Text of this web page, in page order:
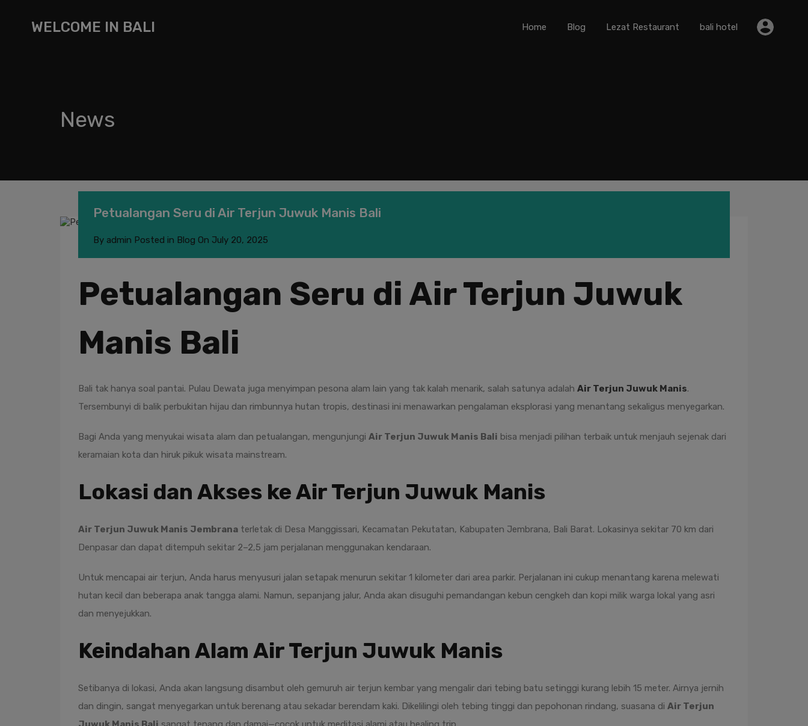
WELCOME IN BALI Home Blog Lezat Restaurant bali hotel
News
Petualangan Seru di Air Terjun Juwuk Manis Bali
By admin Posted in Blog On July 20, 2025
Petualangan Seru di Air Terjun Juwuk
Manis Bali
Bali tak hanya soal pantai. Pulau Dewata juga menyimpan pesona alam lain yang tak kalah menarik, salah satunya adalah Air Terjun Juwuk Manis.
Tersembunyi di balik perbukitan hijau dan rimbunnya hutan tropis, destinasi ini menawarkan pengalaman eksplorasi yang menantang sekaligus menyegarkan.
Bagi Anda yang menyukai wisata alam dan petualangan, mengunjungi Air Terjun Juwuk Manis Bali bisa menjadi pilihan terbaik untuk menjauh sejenak dari
keramaian kota dan hiruk pikuk wisata mainstream.
Lokasi dan Akses ke Air Terjun Juwuk Manis
Air Terjun Juwuk Manis Jembrana terletak di Desa Manggissari, Kecamatan Pekutatan, Kabupaten Jembrana, Bali Barat. Lokasinya sekitar 70 km dari
Denpasar dan dapat ditempuh sekitar 2–2,5 jam perjalanan menggunakan kendaraan.
Untuk mencapai air terjun, Anda harus menyusuri jalan setapak menurun sekitar 1 kilometer dari area parkir. Perjalanan ini cukup menantang karena melewati
hutan kecil dan beberapa anak tangga alami. Namun, sepanjang jalur, Anda akan disuguhi pemandangan kebun cengkeh dan kopi milik warga lokal yang asri
dan menyejukkan.
Keindahan Alam Air Terjun Juwuk Manis
Setibanya di lokasi, Anda akan langsung disambut oleh gemuruh air terjun kembar yang mengalir dari tebing batu setinggi kurang lebih 15 meter. Airnya jernih
dan dingin, sangat menyegarkan untuk berenang atau sekadar berendam kaki. Dikelilingi oleh tebing tinggi dan pepohonan rindang, suasana di Air Terjun